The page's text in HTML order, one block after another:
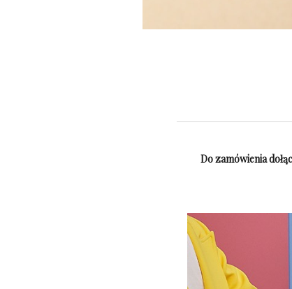
Do zamówienia